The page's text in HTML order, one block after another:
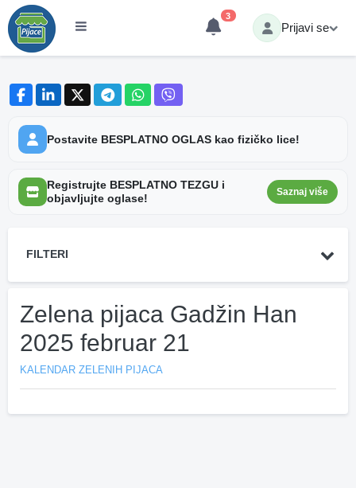
3
Prijavi se
Postavite BESPLATNO OGLAS kao fizičko lice!
Registrujte BESPLATNO TEZGU i
objavljujte oglase!
Saznaj više
FILTERI
Zelena pijaca Gadžin Han
2025 februar 21
KALENDAR ZELENIH PIJACA